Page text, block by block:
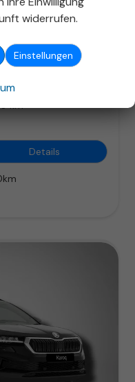
mit Tageszulassung
km
Details
widerrufen.
Einstellungen